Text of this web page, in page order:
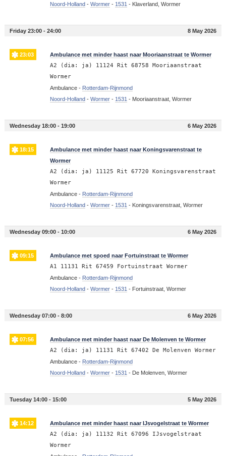
Noord-Holland- Wormer- 1531 - Klaverland, Wormer
Friday 23:00 - 24:00 8 May 2026
23:03 Ambulance met minder haast naar Mooriaanstraat te Wormer
A2 (dia: ja) 11124 Rit 68758 Mooriaanstraat
Wormer
Ambulance - Rotterdam-Rijnmond
Noord-Holland- Wormer- 1531 - Mooriaanstraat, Wormer
Wednesday 18:00 - 19:00 6 May 2026
18:15
Ambulance met minder haast naar Koningsvarenstraat te
Wormer
A2 (dia: ja) 11125 Rit 67720 Koningsvarenstraat
Wormer
Ambulance - Rotterdam-Rijnmond
Noord-Holland- Wormer- 1531 - Koningsvarenstraat, Wormer
Wednesday 09:00 - 10:00 6 May 2026
09:15 Ambulance met spoed naar Fortuinstraat te Wormer
A1 11131 Rit 67459 Fortuinstraat Wormer
Ambulance - Rotterdam-Rijnmond
Noord-Holland- Wormer- 1531 - Fortuinstraat, Wormer
Wednesday 07:00 - 8:00 6 May 2026
07:56 Ambulance met minder haast naar De Molenven te Wormer
A2 (dia: ja) 11131 Rit 67402 De Molenven Wormer
Ambulance - Rotterdam-Rijnmond
Noord-Holland- Wormer- 1531 - De Molenven, Wormer
Tuesday 14:00 - 15:00 5 May 2026
14:12 Ambulance met minder haast naar IJsvogelstraat te Wormer
A2 (dia: ja) 11132 Rit 67096 IJsvogelstraat
Wormer